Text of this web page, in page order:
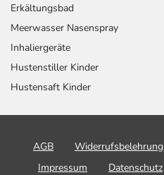
Erkältungsbad
Meerwasser Nasenspray
Inhaliergeräte
Hustenstiller Kinder
Hustensaft Kinder
AGB Widerrufsbelehrung
Impressum
Datenschutz